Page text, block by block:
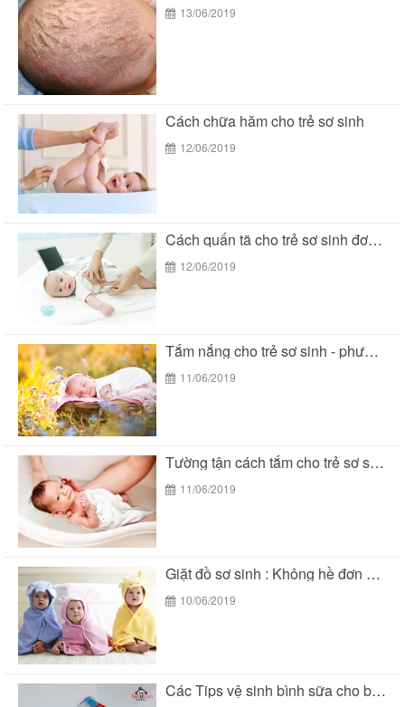
13/06/2019
Cách chữa hăm cho trẻ sơ sinh
12/06/2019
Cách quấn tã cho trẻ sơ sinh đơn giản...
12/06/2019
Tắm nắng cho trẻ sơ sinh - phương pháp...
11/06/2019
Tường tận cách tắm cho trẻ sơ sinh đúng...
11/06/2019
Giặt đồ sơ sinh : Không hề đơn giản...
10/06/2019
Các Tips vệ sinh bình sữa cho bé đúng...